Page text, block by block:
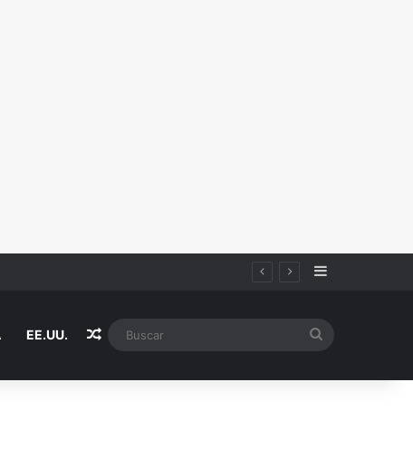
Sidebar
EE.UU. Random Article